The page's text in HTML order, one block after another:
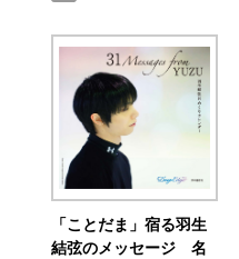
「ことだま」宿る羽生
結弦のメッセージ 名